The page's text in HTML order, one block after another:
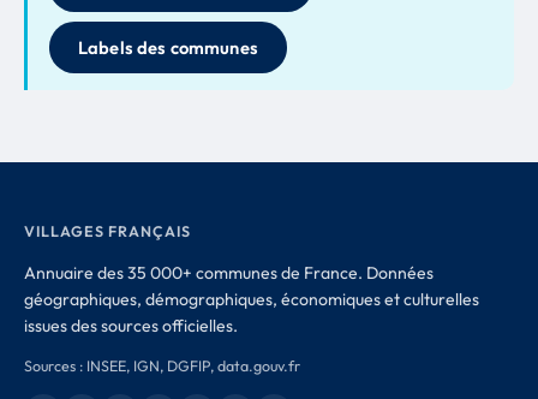
Labels des communes
VILLAGES FRANÇAIS
Annuaire des 35 000+ communes de France. Données
géographiques, démographiques, économiques et culturelles
issues des sources officielles.
Sources : INSEE, IGN, DGFIP, data.gouv.fr